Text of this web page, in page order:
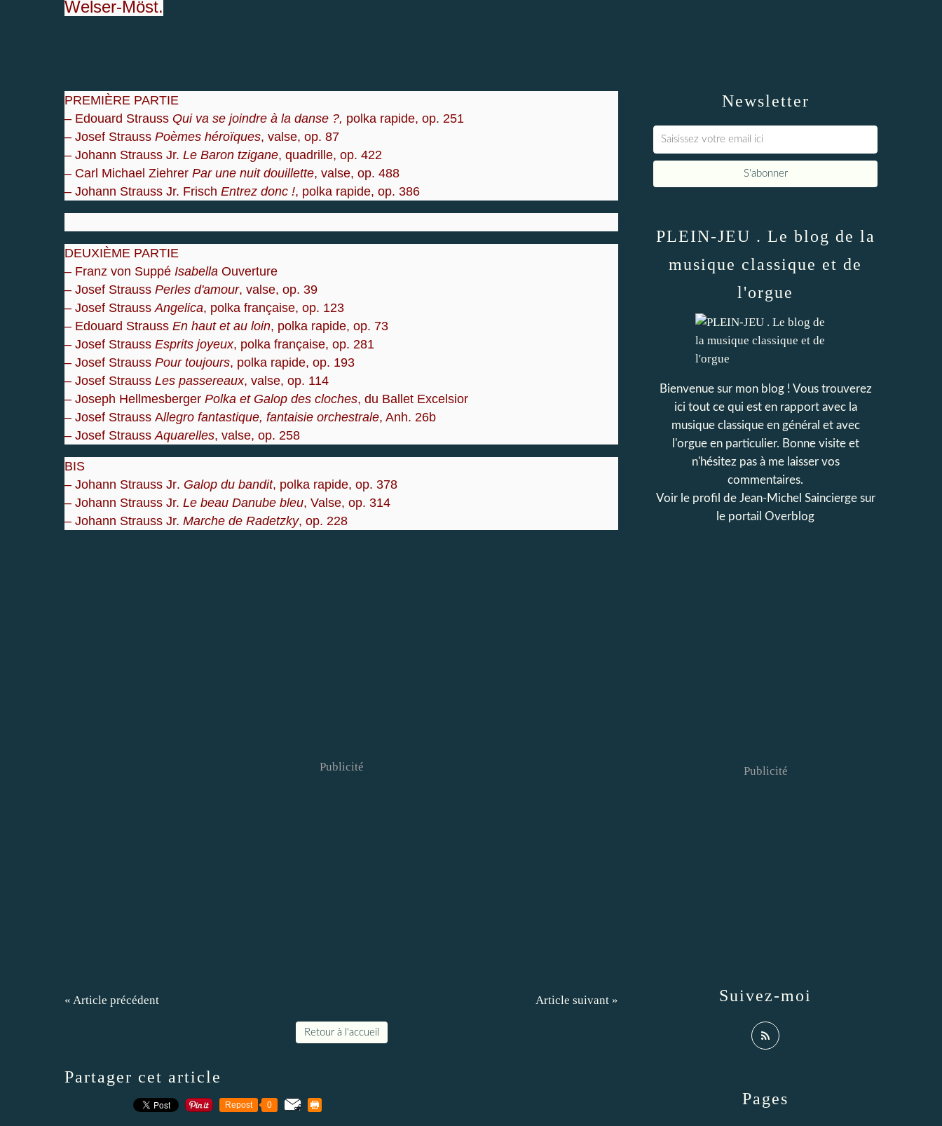
Welser-Möst.
PREMIÈRE PARTIE
– Edouard Strauss Qui va se joindre à la danse ?, polka rapide, op. 251
– Josef Strauss Poèmes héroïques, valse, op. 87
– Johann Strauss Jr. Le Baron tzigane, quadrille, op. 422
– Carl Michael Ziehrer Par une nuit douillette, valse, op. 488
– Johann Strauss Jr. Frisch Entrez donc !, polka rapide, op. 386
DEUXIÈME PARTIE
– Franz von Suppé Isabella Ouverture
– Josef Strauss Perles d'amour, valse, op. 39
– Josef Strauss Angelica, polka française, op. 123
– Edouard Strauss En haut et au loin, polka rapide, op. 73
– Josef Strauss Esprits joyeux, polka française, op. 281
– Josef Strauss Pour toujours, polka rapide, op. 193
– Josef Strauss Les passereaux, valse, op. 114
– Joseph Hellmesberger Polka et Galop des cloches, du Ballet Excelsior
– Josef Strauss Allegro fantastique, fantaisie orchestrale, Anh. 26b
– Josef Strauss Aquarelles, valse, op. 258
BIS
– Johann Strauss Jr. Galop du bandit, polka rapide, op. 378
– Johann Strauss Jr. Le beau Danube bleu, Valse, op. 314
– Johann Strauss Jr. Marche de Radetzky, op. 228
Publicité
« Article précédent Article suivant »
Retour à l'accueil
Partager cet article
Repost 0
Newsletter
Pages
PLEIN-JEU . Le blog de la
musique classique et de
l'orgue
Bienvenue sur mon blog ! Vous trouverez
ici tout ce qui est en rapport avec la
musique classique en général et avec
l'orgue en particulier. Bonne visite et
n'hésitez pas à me laisser vos
commentaires.
Voir le profil de Jean-Michel Sainciergesur
le portail Overblog
Suivez-moi
Publicité